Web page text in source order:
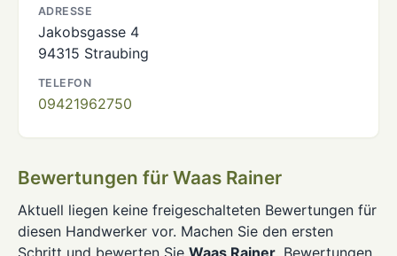
ADRESSE
Jakobsgasse 4
94315 Straubing
TELEFON
09421962750
Bewertungen für Waas Rainer
Aktuell liegen keine freigeschalteten Bewertungen für
diesen Handwerker vor. Machen Sie den ersten